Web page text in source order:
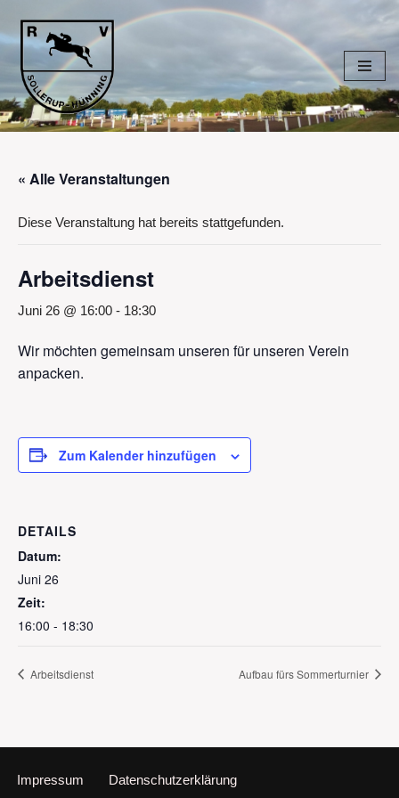
Zum
Inhalt
springen
« Alle Veranstaltungen
Diese Veranstaltung hat bereits stattgefunden.
Arbeitsdienst
Juni 26 @ 16:00 - 18:30
Wir möchten gemeinsam unseren für unseren Verein
anpacken.
Zum Kalender hinzufügen
DETAILS
Datum:
Juni 26
Zeit:
16:00 - 18:30
Arbeitsdienst Aufbau fürs Sommerturnier
Impressum Datenschutzerklärung